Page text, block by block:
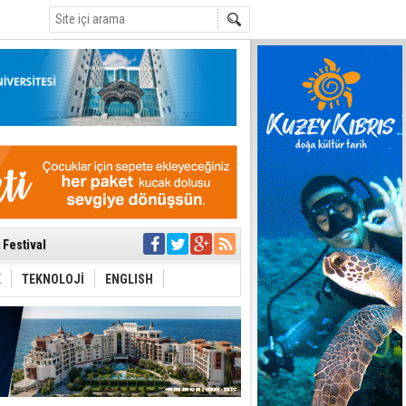
Festival
yitirdi
geliniyor
yönetim
kalınmaması
yönetim
TEKNOLOJİ ENGLISH